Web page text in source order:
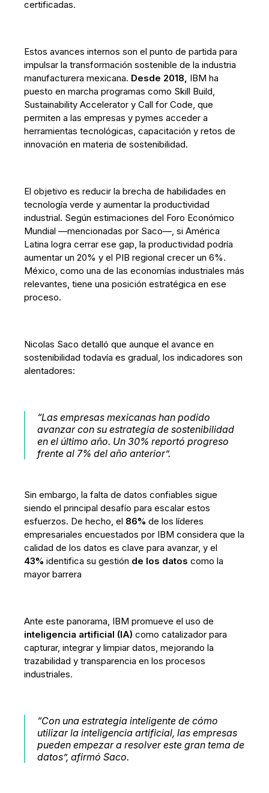
certificadas.
Estos avances internos son el punto de partida para
impulsar la transformación sostenible de la industria
manufacturera mexicana. Desde 2018, IBM ha
puesto en marcha programas como Skill Build,
Sustainability Accelerator y Call for Code, que
permiten a las empresas y pymes acceder a
herramientas tecnológicas, capacitación y retos de
innovación en materia de sostenibilidad.
El objetivo es reducir la brecha de habilidades en
tecnología verde y aumentar la productividad
industrial. Según estimaciones del Foro Económico
Mundial —mencionadas por Saco—, si América
Latina logra cerrar ese gap, la productividad podría
aumentar un 20% y el PIB regional crecer un 6%.
México, como una de las economías industriales más
relevantes, tiene una posición estratégica en ese
proceso.
Nicolas Saco detalló que aunque el avance en
sostenibilidad todavía es gradual, los indicadores son
alentadores:
“Las empresas mexicanas han podido
avanzar con su estrategia de sostenibilidad
en el último año. Un 30% reportó progreso
frente al 7% del año anterior”.
Sin embargo, la falta de datos confiables sigue
siendo el principal desafío para escalar estos
esfuerzos. De hecho, el 86% de los líderes
empresariales encuestados por IBM considera que la
calidad de los datos es clave para avanzar, y el
43% identifica su gestión de los datoscomo la
mayor barrera
Ante este panorama, IBM promueve el uso de
inteligencia artificial (IA) como catalizador para
capturar, integrar y limpiar datos, mejorando la
trazabilidad y transparencia en los procesos
industriales.
“Con una estrategia inteligente de cómo
utilizar la inteligencia artificial, las empresas
pueden empezar a resolver este gran tema de
datos”, afirmó Saco.